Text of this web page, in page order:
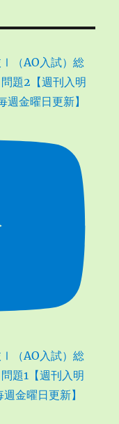
Ⅰ（AO入試）総
題2【週刊入明
金曜日更新】
Ⅰ（AO入試）総
題1【週刊入明
金曜日更新】